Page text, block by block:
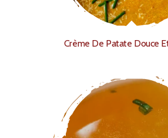
Crème De Patate Douce